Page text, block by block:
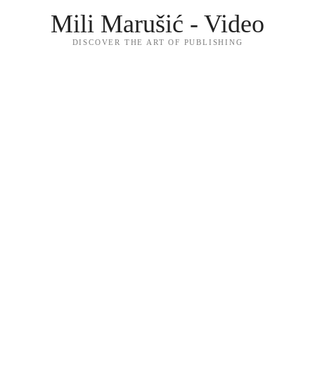
Mili Marušić - Video
DISCOVER THE ART OF PUBLISHING